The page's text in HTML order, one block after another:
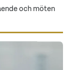
och möten